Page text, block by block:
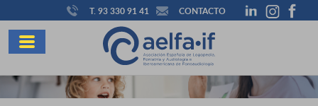
T. 93 330 91 41 CONTACTO